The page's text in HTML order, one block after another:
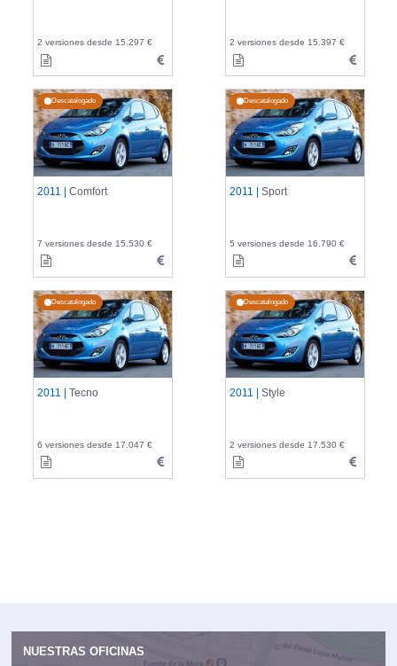
2 versiones desde 15.297 € 2 versiones desde 15.397 €
Descatalogado
2011 | Comfort
7 versiones desde 15.530 €
Descatalogado
2011 | Sport
5 versiones desde 16.790 €
Descatalogado
2011 | Tecno
6 versiones desde 17.047 €
Descatalogado
2011 | Style
2 versiones desde 17.530 €
NUESTRAS OFICINAS